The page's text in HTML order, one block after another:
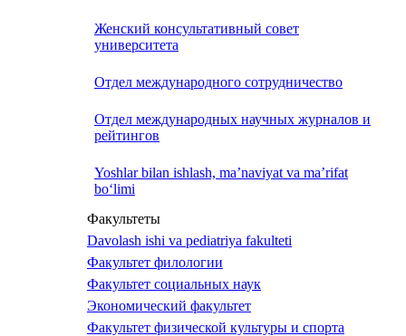
Женский консультативный совет
университета
Отдел международного сотрудничество
Отдел международных научных журналов и
рейтингов
Yoshlar bilan ishlash, ma’naviyat va ma’rifat
bo‘limi
Факультеты
Davolash ishi va pediatriya fakulteti
Факультет филологии
Факультет социальных наук
Экономический факультет
Факультет физической культуры и спорта